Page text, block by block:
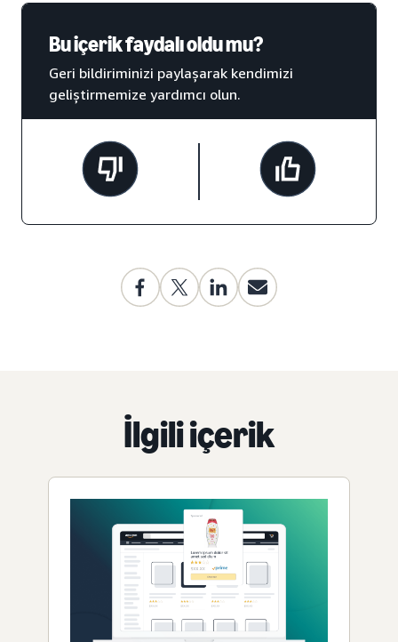
Bu içerik faydalı oldu mu?
Geri bildiriminizi paylaşarak kendimizi
geliştirmemize yardımcı olun.
İlgili içerik